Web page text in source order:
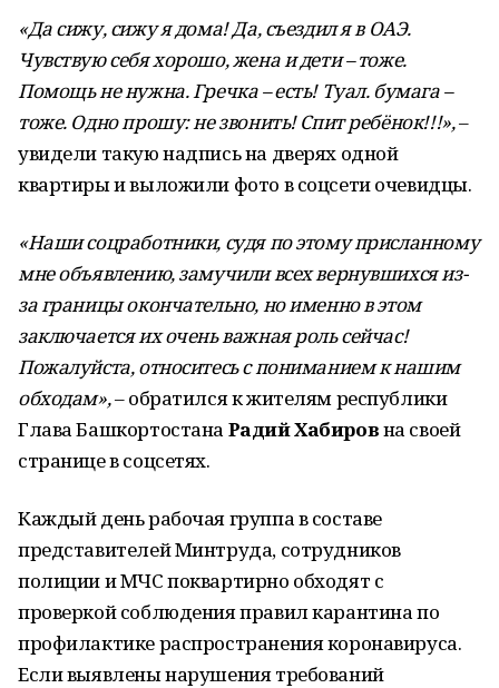
«Да сижу, сижу я дома! Да, съездил я в ОАЭ.
Чувствую себя хорошо, жена и дети – тоже.
Помощь не нужна. Гречка – есть! Туал. бумага –
тоже. Одно прошу: не звонить! Спит ребёнок!!!»,–
увидели такую надпись на дверях одной
квартиры и выложили фото в соцсети очевидцы.
«Наши соцработники, судя по этому присланному
мне объявлению, замучили всех вернувшихся из-
за границы окончательно, но именно в этом
заключается их очень важная роль сейчас!
Пожалуйста, относитесь с пониманием к нашим
обходам»,– обратился к жителям республики
Глава Башкортостана Радий Хабировна своей
странице в соцсетях.
Каждый день рабочая группа в составе
представителей Минтруда, сотрудников
полиции и МЧС поквартирно обходят с
проверкой соблюдения правил карантина по
профилактике распространения коронавируса.
Если выявлены нарушения требований